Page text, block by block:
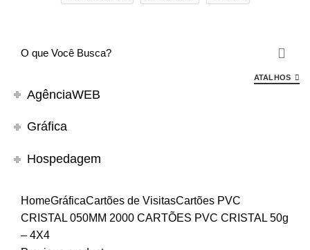
ATALHOS
AgênciaWEB
Gráfica
Hospedagem
HomeGráficaCartões de VisitasCartões PVC
CRISTAL 050MM 2000 CARTÕES PVC CRISTAL 50g
– 4X4